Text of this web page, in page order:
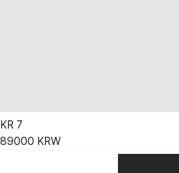
KR 7
89000 KRW